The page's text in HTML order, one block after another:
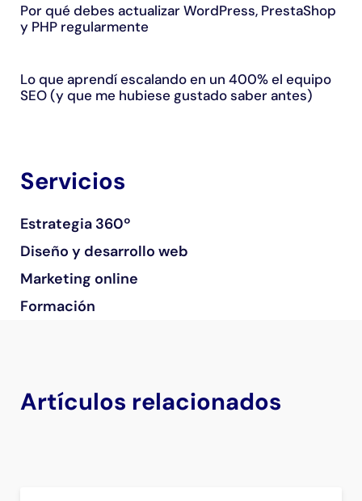
Por qué debes actualizar WordPress, PrestaShop
y PHP regularmente
Lo que aprendí escalando en un 400% el equipo
SEO (y que me hubiese gustado saber antes)
Servicios
Estrategia 360º
Diseño y desarrollo web
Marketing online
Formación
Artículos relacionados